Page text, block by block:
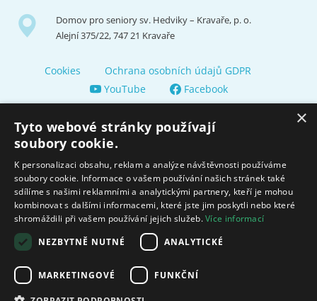
Domov pro seniory sv. Hedviky – Kravaře, p. o.
Alejní 375/22, 747 21 Kravaře
Cookies
Ochrana osobních údajů GDPR
YouTube
Facebook
Zřizuje a finančně nás podporuje Město Kravaře
Moravskoslezský kraj poskytuje dotaci na zajištění sociálních
služeb.
Ministerstvo práce
×
Tyto webové stránky používají
soubory cookie.
K personalizaci obsahu, reklam a analýze návštěvnosti používáme
soubory cookie. Informace o vašem používání našich stránek také
sdílíme s našimi reklamními a analytickými partnery, kteří je mohou
kombinovat s dalšími informacemi, které jste jim poskytli nebo které
shromáždili při vašem používání jejich služeb.Více informací
NEZBYTNĚ NUTNÉ
ANALYTICKÉ
MARKETINGOVÉ FUNKČNÍ